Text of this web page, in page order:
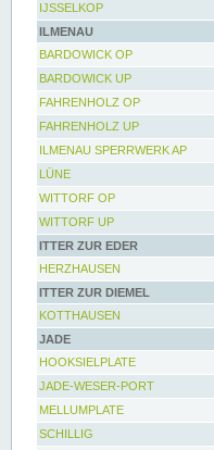
IJSSELKOP
ILMENAU
BARDOWICK OP
BARDOWICK UP
FAHRENHOLZ OP
FAHRENHOLZ UP
ILMENAU SPERRWERK AP
LÜNE
WITTORF OP
WITTORF UP
ITTER ZUR EDER
HERZHAUSEN
ITTER ZUR DIEMEL
KOTTHAUSEN
JADE
HOOKSIELPLATE
JADE-WESER-PORT
MELLUMPLATE
SCHILLIG